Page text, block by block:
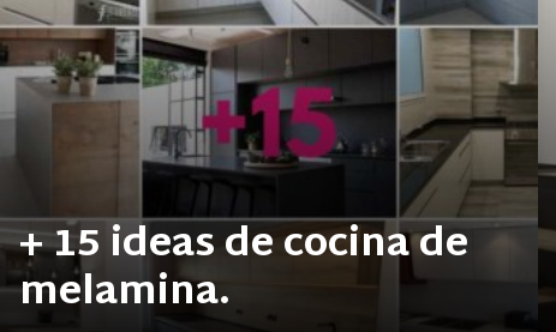
+ 15 ideas de cocina de
melamina.